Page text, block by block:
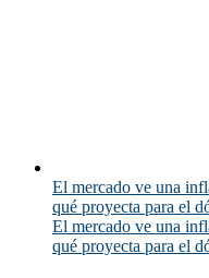
El mercado ve una
qué proyecta para el
El mercado ve una
qué proyecta para el